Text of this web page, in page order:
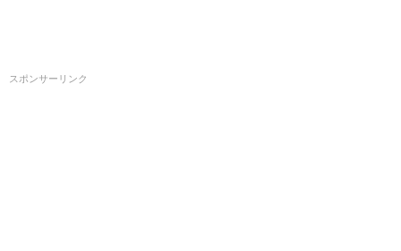
スポンサーリンク